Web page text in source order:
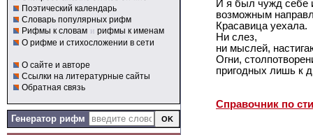
Поэтический календарь
Словарь популярных рифм
Рифмы к словам и рифмы к именам
О рифме и стихосложении в сети
О сайте и авторе
Ссылки на литературные сайты
Обратная связь
Генератор рифм
И я был чужд себе
возможным
Красавица уехала.
Ни слез,
ни мыслей,
Огни,
пригодных лишь к
Справочник по